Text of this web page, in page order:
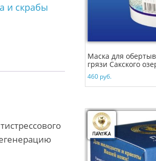
и скрабы
Маска для
грязи Сакского
460 руб.